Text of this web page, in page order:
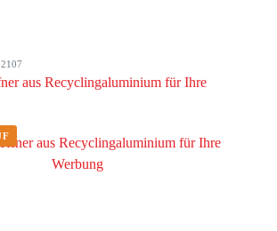
aus Recyclingaluminium für Ihre